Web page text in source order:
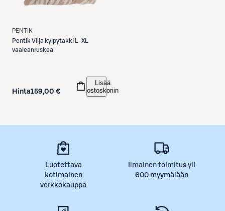
PENTIK
Pentik Vilja kylpytakki L-XL
vaaleanruskea
Hinta159,00 €
Lisää
ostoskoriin
Luotettava
kotimainen
verkkokauppa
Ilmainen toimitus yli
600 myymälään